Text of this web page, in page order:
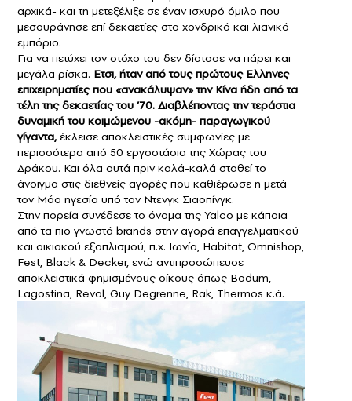
αρχικά- και τη μετεξέλιξε σε έναν ισχυρό όμιλο που
μεσουράνησε επί δεκαετίες στο χονδρικό και λιανικό
εμπόριο.
Για να πετύχει τον στόχο του δεν δίστασε να πάρει και
μεγάλα ρίσκα. Ετσι, ήταν από τους πρώτους Ελληνες
επιχειρηματίες που «ανακάλυψαν» την Kίνα ήδη από τα
τέλη της δεκαετίας του ’70. Διαβλέποντας την τεράστια
δυναμική του κοιμώμενου -ακόμη- παραγωγικού
γίγαντα,έκλεισε αποκλειστικές συμφωνίες με
περισσότερα από 50 εργοστάσια της Χώρας του
Δράκου. Και όλα αυτά πριν καλά-καλά σταθεί το
άνοιγμα στις διεθνείς αγορές που καθιέρωσε η μετά
τον Μάο ηγεσία υπό τον Ντενγκ Σιαοπίνγκ.
Στην πορεία συνέδεσε το όνομα της Yalco με κάποια
από τα πιο γνωστά brands στην αγορά επαγγελματικού
και οικιακού εξοπλισμού, π.χ. Iωνία, Habitat, Omnishop,
Fest, Black & Decker, ενώ αντιπροσώπευσε
αποκλειστικά φημισμένους οίκους όπως Bodum,
Lagostina, Revol, Guy Degrenne, Rak, Thermos κ.ά.